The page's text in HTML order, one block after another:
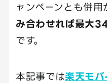
ャンペーンとも併用
み合わせれば最大
です。
本記事では楽天モバ